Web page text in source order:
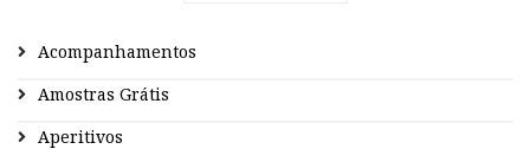
Acompanhamentos
Amostras Grátis
Aperitivos